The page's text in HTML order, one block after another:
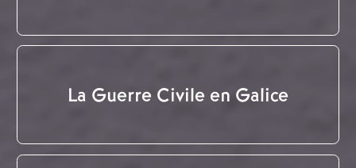
La Guerre Civile en Galice